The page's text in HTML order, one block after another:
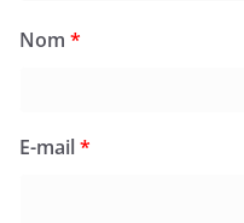
Nom *
E-mail*